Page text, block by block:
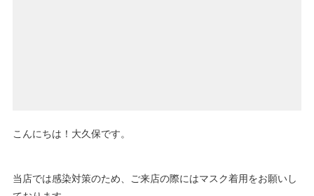
こんにちは！大久保です。
当店では感染対策のため、ご来店の際にはマスク着用をお願いし